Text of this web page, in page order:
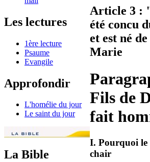
Les lectures
1ère lecture
Psaume
Evangile
Approfondir
L'homélie du jour
Le saint du jour
La Bible
Article 3 :
été concu
et est né
Marie
Fils de
fait
I. Pourquoi le
chair